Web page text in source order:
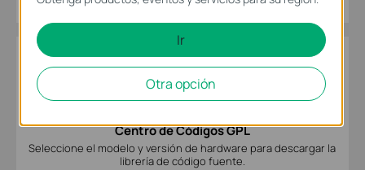
Centro de Códigos GPL
Seleccione el modelo y versión de hardware para descargar la
librería de código fuente.
Ir
Otra opción